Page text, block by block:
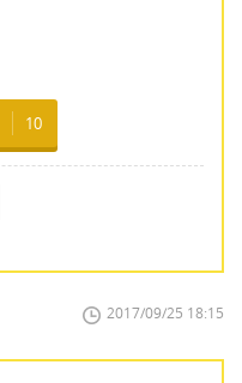
10
2017/09/25 18:15